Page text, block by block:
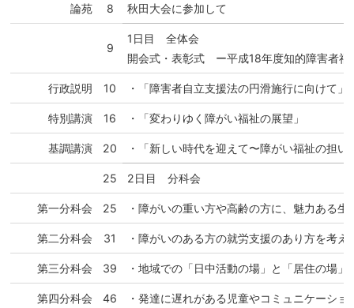
論苑 8 秋田大会に参加して
9
1日目 全体会
開会式・表彰式 ー平成18年度知的障害者福
行政説明 10 ・「障害者自立支援法の円滑施行に向けて」
特別講演 16 ・「変わりゆく障がい福祉の展望」
基調講演 20 ・「新しい時代を迎えて〜障がい福祉の担
25 2日目 分科会
第一分科会 25 ・障がいの重い方や高齢の方に、魅力ある
第二分科会 31 ・障がいのある方の就労支援のあり方を考え
第三分科会 39 ・地域での「日中活動の場」と「居住の場
第四分科会 46 ・発達に遅れがある児童やコミュニケーシ